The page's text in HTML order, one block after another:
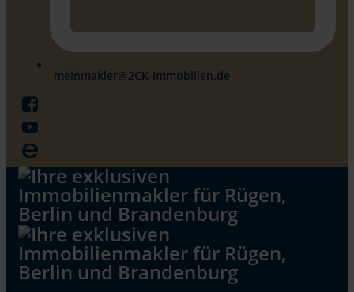
meinmakler@2CK-Immobilien.de